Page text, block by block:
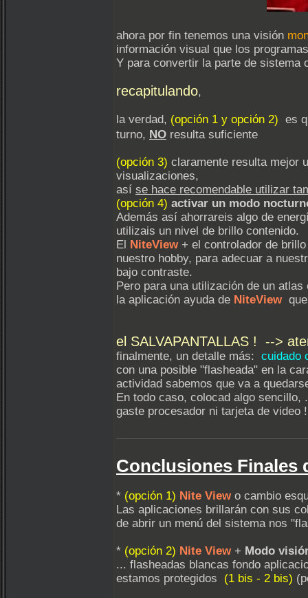
ahora por fin tenemos una visión
información visual que los
Y para convertir la parte de sistema
recapitulando,
la verdad, (opción 1 y opción 2) es
turno, NO resulta suficiente
(opción 3) claramente resulta mejor
visualizaciones,
así se hace recomendable utilizar
(opción 4) activar un modo
Además así ahorrareis algo de
utilizais un nivel de brillo contenido.
El
NiteView + el controlador de
nuestro hobby, para adecuar a
bajo contraste.
Pero para una utilización de un
la aplicación ayuda de NiteView
el SALVAPANTALLAS ! -->
finalmente, un detalle más: cuidado
con una posible "flasheada" en la
actividad sabemos que va a
En todo caso, colocad algo sencillo,
gaste procesador ni tarjeta de
Conclusiones Finales
* (opción 1) Nite View o cambio
Las aplicaciones brillarán con sus
de abrir un menú del sistema nos
* (opción 2) Nite View + Modo
... flasheadas blancas fondo
estamos protegidos (1 bis - 2 bis)